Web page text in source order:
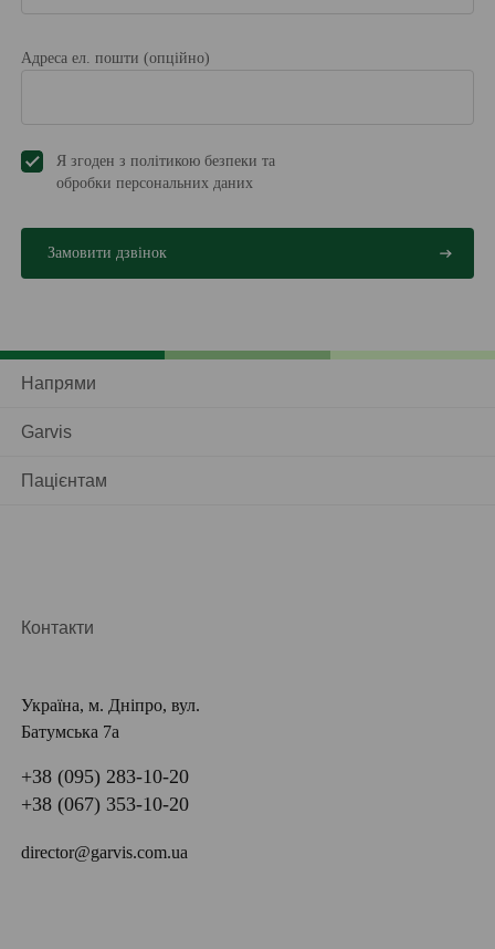
Адреса ел. пошти (опційно)
Я згоден з політикою безпеки та
обробки персональних даниx
Напрями
Garvis
Пацієнтам
Контакти
Україна, м. Дніпро, вул.
Батумська 7а
+38 (095) 283-10-20
+38 (067) 353-10-20
director@garvis.com.ua